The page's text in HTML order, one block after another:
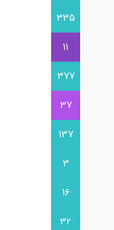
335
11
377
37
137
3
16
32